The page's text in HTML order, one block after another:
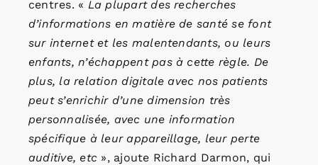
centres. « La plupart des recherches
d’informations en matière de santé se font
sur internet et les malentendants, ou leurs
enfants, n’échappent pas à cette règle. De
plus, la relation digitale avec nos patients
peut s’enrichir d’une dimension très
personnalisée, avec une information
spécifique à leur appareillage, leur perte
auditive, etc », ajoute Richard Darmon, qui